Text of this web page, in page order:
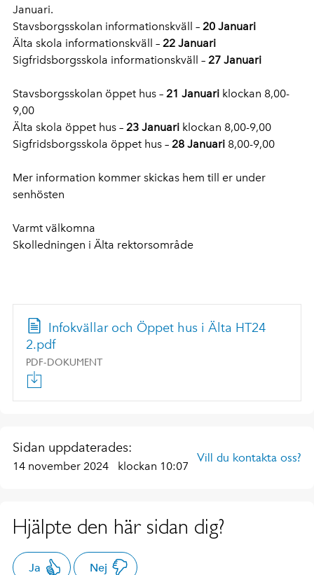
Januari.
Stavsborgsskolan informationskväll – 20 Januari
Älta skola informationskväll – 22 Januari
Sigfridsborgsskola informationskväll – 27 Januari
Stavsborgsskolan öppet hus – 21 Januari klockan 8,00-
9,00
Älta skola öppet hus – 23 Januari klockan 8,00-9,00
Sigfridsborgsskola öppet hus – 28 Januari 8,00-9,00
Mer information kommer skickas hem till er under
senhösten
Varmt välkomna
Skolledningen i Älta rektorsområde
Infokvällar och Öppet hus i Älta HT24
2.pdf
PDF-DOKUMENT
Sidan uppdaterades:
14 november 2024 klockan 10:07
Vill du kontakta oss?
Hjälpte den här sidan dig?
Ja Nej